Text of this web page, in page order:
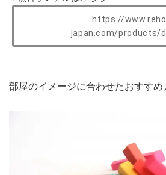
https://
japan.com/products/
部屋のイメージに合わせたおすすめ